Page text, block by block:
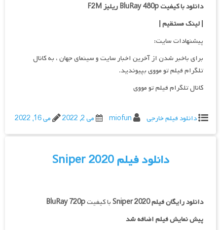
دانلود با کیفیت BluRay 480p ریلیز F2M
| لینک مستقیم|
پیشنهادات سایت:
برای باخبر شدن از آخرین اخبار سایت و سینمای جهان ، به کانال
تلگرام فیلم تو مووی بپیوندید.
کانال تلگرام فیلم تو مووی
دانلود فیلم خارجی miofun می 2, 2022 می 16, 2022
دانلود فیلم Sniper 2020
دانلود رایگان فیلمSniper 2020با کیفیتBluRay 720p
پیش نمایش فیلم اضافه شد